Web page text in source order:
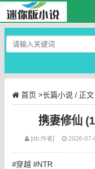
首页 >长篇小说 / 正文
携妻修仙
[db:作者] 2026-07-
#穿越 #NTR